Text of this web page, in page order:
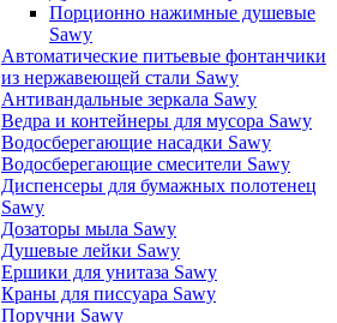
Порционно нажимные душевые
Sawy
Автоматические питьевые фонтанчики
из нержавеющей стали Sawy
Антивандальные зеркала Sawy
Ведра и контейнеры для мусора Sawy
Водосберегающие насадки Sawy
Водосберегающие смесители Sawy
Диспенсеры для бумажных полотенец
Sawy
Дозаторы мыла Sawy
Душевые лейки Sawy
Ершики для унитаза Sawy
Краны для писсуара Sawy
Поручни Sawy